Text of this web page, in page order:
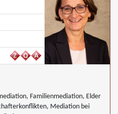
Familienmediation, Elder
Mediation bei